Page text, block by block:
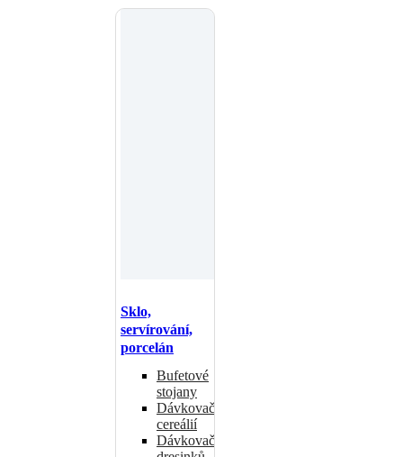
Sklo,
servírování,
porcelán
Bufetové
stojany
Dávkovače
cereálií
Dávkovače